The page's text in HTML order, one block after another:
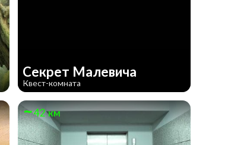
Секрет Малевича
Квест-комната
42 км